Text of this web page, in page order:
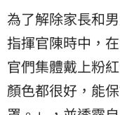
為了解除家長和
指揮官陳時中，
官們集體戴上粉
顏色都很好，能